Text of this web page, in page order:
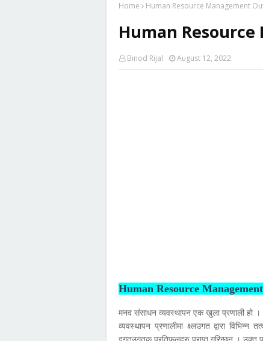
Home Human Resource Management
Human
Binod Rijal August 12, 2022
Human Resource
मनव संसाधन व्यवस्थापन एक खुला प्रणाली हो ।
व्यवस्थापन प्रणालीमा क्ष्लउगत द्वारा विभिन्न